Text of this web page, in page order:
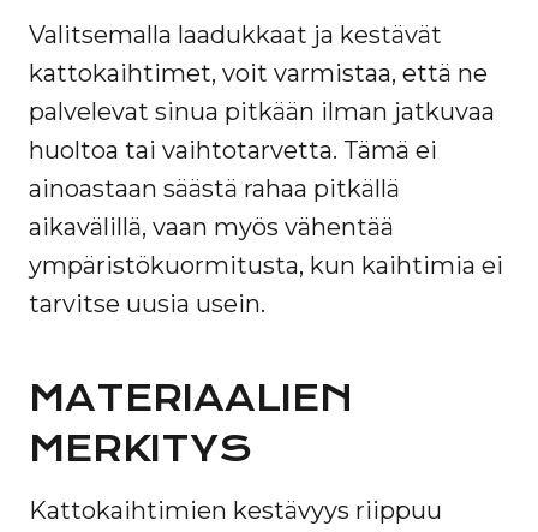
Valitsemalla laadukkaat ja kestävät
kattokaihtimet, voit varmistaa, että ne
palvelevat sinua pitkään ilman jatkuvaa
huoltoa tai vaihtotarvetta. Tämä ei
ainoastaan säästä rahaa pitkällä
aikavälillä, vaan myös vähentää
ympäristökuormitusta, kun kaihtimia ei
tarvitse uusia usein.
MATERIAALIEN
MERKITYS
Kattokaihtimien kestävyys riippuu